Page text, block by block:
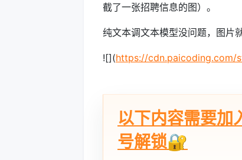
截了一张招聘信息的图）。
纯文本调文本模型没问题，图片
![](https://cdn.paicoding.com/
以下内容需要加
号解锁🔐